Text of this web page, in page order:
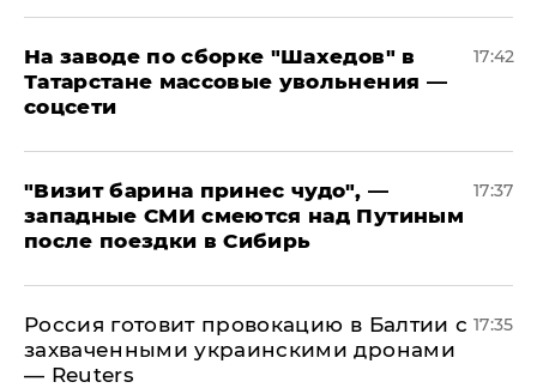
На заводе по сборке "Шахедов" в
Татарстане массовые увольнения —
соцсети
17:42
"Визит барина принес чудо", —
западные СМИ смеются над Путиным
после поездки в Сибирь
17:37
​Россия готовит провокацию в Балтии с
захваченными украинскими дронами
— Reuters
17:35